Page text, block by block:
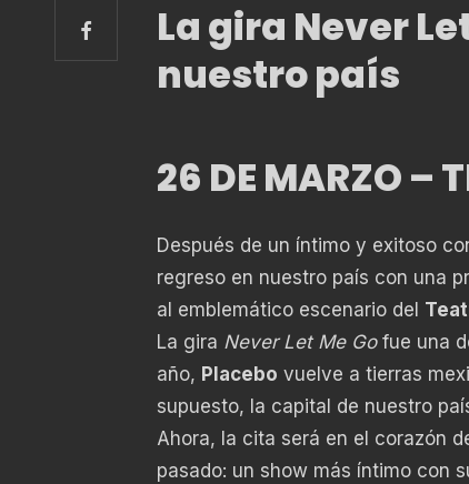
La gira Never
nuestro país
26 DE MARZO –
Después de un íntimo y exitoso
regreso en nuestro país con una
al emblemático escenario del
La gira Never Let Me Go fue una
año, Placebo vuelve a tierras
supuesto, la capital de nuestro
Ahora, la cita será en el corazón
pasado: un show más íntimo con